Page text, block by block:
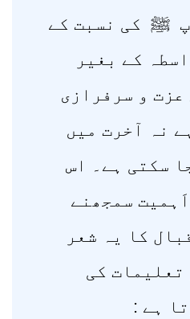
ﷺ کی نسبت کے
کے بغیر
و سرفرازی
نہ آخرت میں
سکتی ہے۔ اس
سمجھنے
کا یہ شعر
تعلیمات کی
ہے :